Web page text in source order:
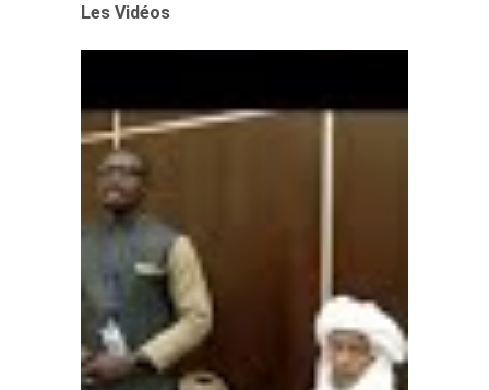
Les Vidéos